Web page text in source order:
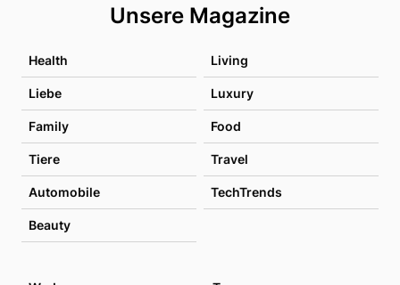
Unsere Magazine
Health Living
Liebe Luxury
Family Food
Tiere Travel
Automobile TechTrends
Beauty